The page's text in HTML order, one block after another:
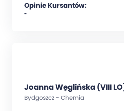
Opinie Kursantów:
""
Joanna Węglińska (VIII
Bydgoszcz - Chemia